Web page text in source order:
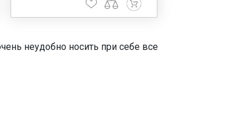
неудобно носить при себе все